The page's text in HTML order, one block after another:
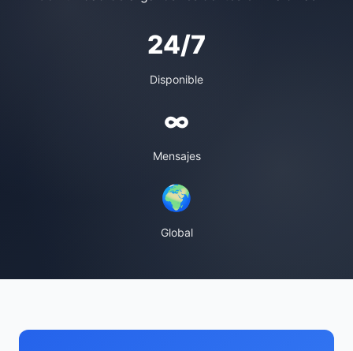
24/7
Disponible
∞
Mensajes
🌍
Global